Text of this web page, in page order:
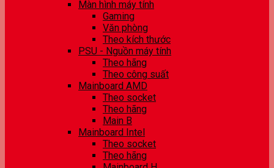
Màn hình máy tính
Gaming
Văn phòng
Theo kích thước
PSU - Nguồn máy tính
Theo hãng
Theo công suất
Mainboard AMD
Theo socket
Theo hãng
Main B
Mainboard Intel
Theo socket
Theo hãng